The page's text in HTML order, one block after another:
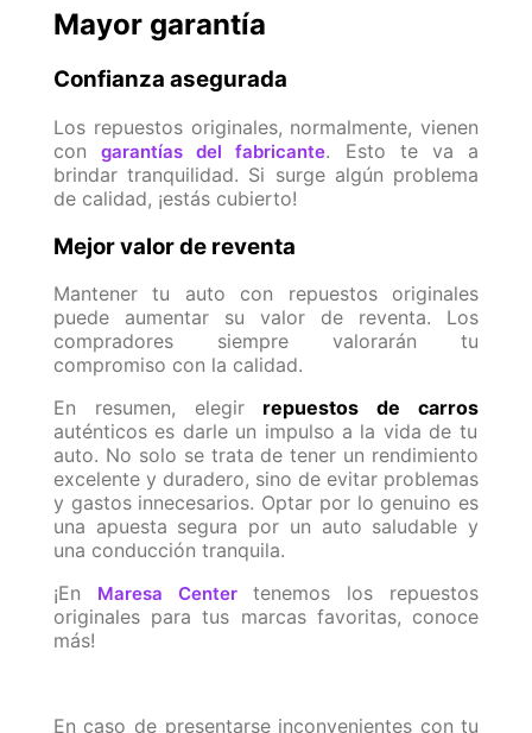
Mayor garantía
Confianza asegurada
Los repuestos originales, normalmente, vienen
con garantías del fabricante. Esto te va a
brindar tranquilidad. Si surge algún problema
de calidad, ¡estás cubierto!
Mejor valor de reventa
Mantener tu auto con repuestos originales
puede aumentar su valor de reventa. Los
compradores siempre valorarán tu
compromiso con la calidad.
En resumen, elegir repuestos de carros
auténticos es darle un impulso a la vida de tu
auto. No solo se trata de tener un rendimiento
excelente y duradero, sino de evitar problemas
y gastos innecesarios. Optar por lo genuino es
una apuesta segura por un auto saludable y
una conducción tranquila.
¡En Maresa Centertenemos los repuestos
originales para tus marcas favoritas, conoce
más!
En caso de presentarse inconvenientes con tu